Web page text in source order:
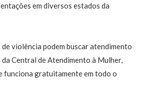
em diversos estados da
violência podem buscar atendimento
Central de Atendimento à Mulher,
funciona gratuitamente em todo o